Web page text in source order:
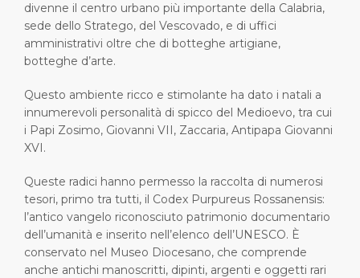
divenne il centro urbano più importante della Calabria,
sede dello Stratego, del Vescovado, e di uffici
amministrativi oltre che di botteghe artigiane,
botteghe d’arte.
Questo ambiente ricco e stimolante ha dato i natali a
innumerevoli personalità di spicco del Medioevo, tra cui
i Papi Zosimo, Giovanni VII, Zaccaria, Antipapa Giovanni
XVI.
Queste radici hanno permesso la raccolta di numerosi
tesori, primo tra tutti, il Codex Purpureus Rossanensis:
l’antico vangelo riconosciuto patrimonio documentario
dell’umanità e inserito nell’elenco dell’UNESCO. È
conservato nel Museo Diocesano, che comprende
anche antichi manoscritti, dipinti, argenti e oggetti rari